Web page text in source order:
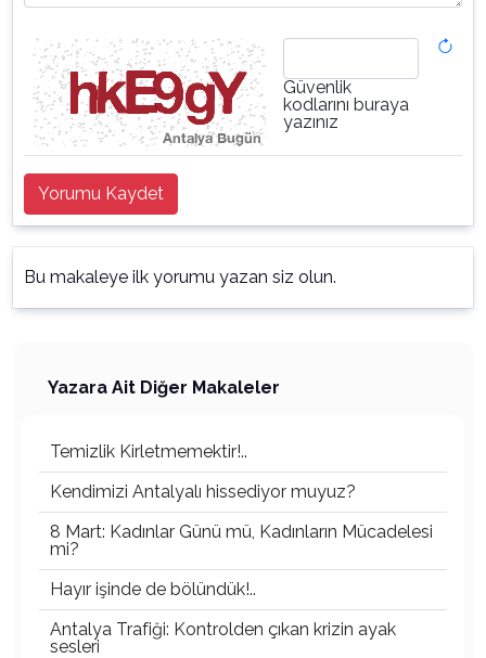
Güvenlik
kodlarını buraya
yazınız
Yorumu Kaydet
Bu makaleye ilk yorumu yazan siz olun.
Yazara Ait Diğer Makaleler
Temizlik Kirletmemektir!..
Kendimizi Antalyalı hissediyor muyuz?
8 Mart: Kadınlar Günü mü, Kadınların Mücadelesi
mi?
Hayır işinde de bölündük!..
Antalya Trafiği: Kontrolden çıkan krizin ayak
sesleri